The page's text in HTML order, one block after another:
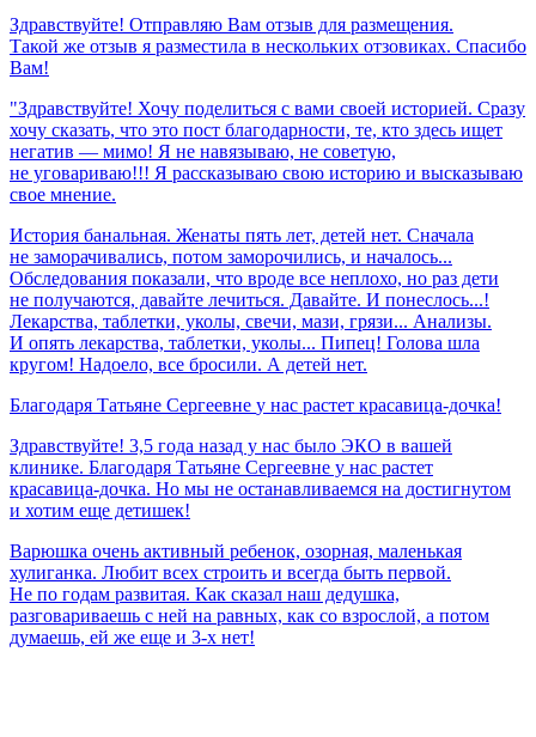
Здравствуйте! Отправляю Вам отзыв для размещения.
Такой же отзыв я разместила в нескольких отзовиках. Спасибо
Вам!
"Здравствуйте! Хочу поделиться с вами своей историей. Сразу
хочу сказать, что это пост благодарности, те, кто здесь ищет
негатив — мимо! Я не навязываю, не советую,
не уговариваю!!! Я рассказываю свою историю и высказываю
свое мнение.
История банальная. Женаты пять лет, детей нет. Сначала
не заморачивались, потом заморочились, и началось...
Обследования показали, что вроде все неплохо, но раз дети
не получаются, давайте лечиться. Давайте. И понеслось...!
Лекарства, таблетки, уколы, свечи, мази, грязи... Анализы.
И опять лекарства, таблетки, уколы... Пипец! Голова шла
кругом! Надоело, все бросили. А детей нет.
Благодаря Татьяне Сергеевне у нас растет красавица-дочка!
Здравствуйте! 3,5 года назад у нас было ЭКО в вашей
клинике. Благодаря Татьяне Сергеевне у нас растет
красавица-дочка. Но мы не останавливаемся на достигнутом
и хотим еще детишек!
Варюшка очень активный ребенок, озорная, маленькая
хулиганка. Любит всех строить и всегда быть первой.
Не по годам развитая. Как сказал наш дедушка,
разговариваешь с ней на равных, как со взрослой, а потом
думаешь, ей же еще и 3-х нет!